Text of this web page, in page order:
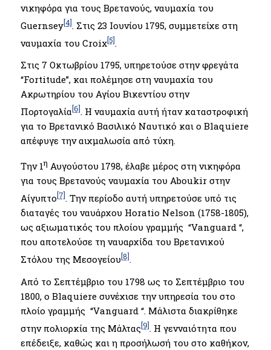
νικηφόρα για τους Βρετανούς, ναυμαχία του
Guernsey[4]. Στις 23 Ιουνίου 1795, συμμετείχε στη
ναυμαχία του Croix[5].
Στις 7 Οκτωβρίου 1795, υπηρετούσε στην φρεγάτα
“Fortitude”, και πολέμησε στη ναυμαχία του
Ακρωτηρίου του Αγίου Βικεντίου στην
Πορτογαλία[6]. Η ναυμαχία αυτή ήταν καταστροφική
για το Βρετανικό Βασιλικό Ναυτικό και ο Blaquiere
απέφυγε την αιχμαλωσία από τύχη.
Την 1η Αυγούστου 1798, έλαβε μέρος στη νικηφόρα
για τους Βρετανούς ναυμαχία του Aboukir στην
Αίγυπτο[7]. Την περίοδο αυτή υπηρετούσε υπό τις
διαταγές του ναυάρχου Horatio Nelson (1758-1805),
ως αξιωματικός του πλοίου γραμμής “Vanguard “,
που αποτελούσε τη ναυαρχίδα του Βρετανικού
Στόλου της Μεσογείου[8].
Από το Σεπτέμβριο του 1798 ως το Σεπτέμβριο του
1800, ο Blaquiere συνέχισε την υπηρεσία του στο
πλοίο γραμμής “Vanguard “. Μάλιστα διακρίθηκε
στην πολιορκία της Μάλτας[9]. Η γενναιότητα που
επέδειξε, καθώς και η προσήλωσή του στο καθήκον,